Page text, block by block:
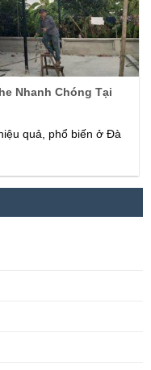
Nhanh Chóng Tại
quả, phổ biến ở Đà